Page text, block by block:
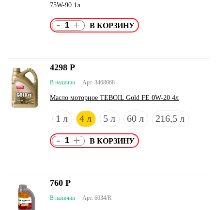
75W-90 1л
- +
Арт. 3468068
В наличии
Масло моторное TEBOIL Gold FE 0W-20 4л
1 л 4 л 5 л 60 л 216,5 л
4298 Р
- +
Арт. 6034/R
В наличии
760 Р